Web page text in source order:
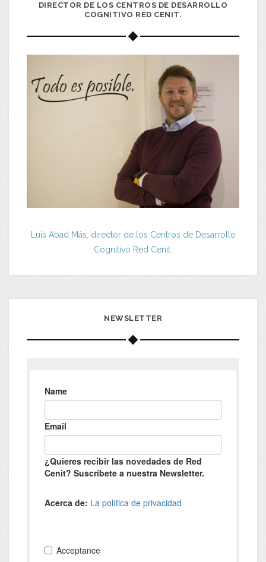
DIRECTOR DE LOS CENTROS DE DESARROLLO
COGNITIVO RED CENIT.
Luis Abad Más, director de los Centros de Desarrollo
Cognitivo Red Cenit.
NEWSLETTER